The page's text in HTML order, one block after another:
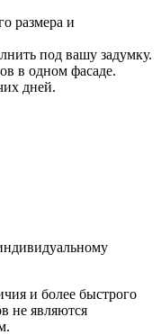
размера и
под вашу задумку.
в одном фасаде.
дней.
и более быстрого
не являются